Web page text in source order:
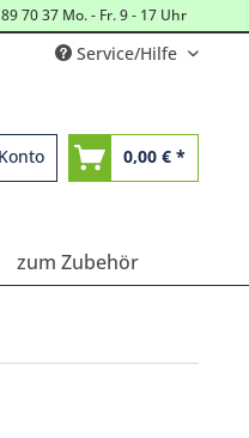
70 37 Mo. - Fr. 9 - 17 Uhr
Service/Hilfe
0,00 € *
zum Zubehör